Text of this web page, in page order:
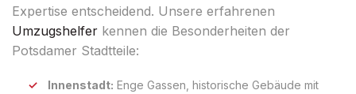
Expertise entscheidend. Unsere erfahrenen
Umzugshelfer kennen die Besonderheiten der
Potsdamer Stadtteile:
Innenstadt: Enge Gassen, historische Gebäude mit